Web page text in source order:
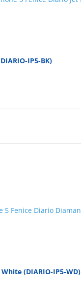
IP5-BK)
(DIARIO-IP5-WD)